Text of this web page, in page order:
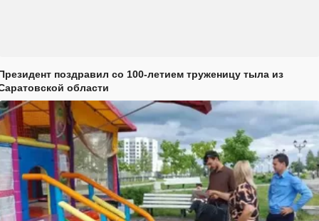
поздравил со 100-летием труженицу тыла из
области